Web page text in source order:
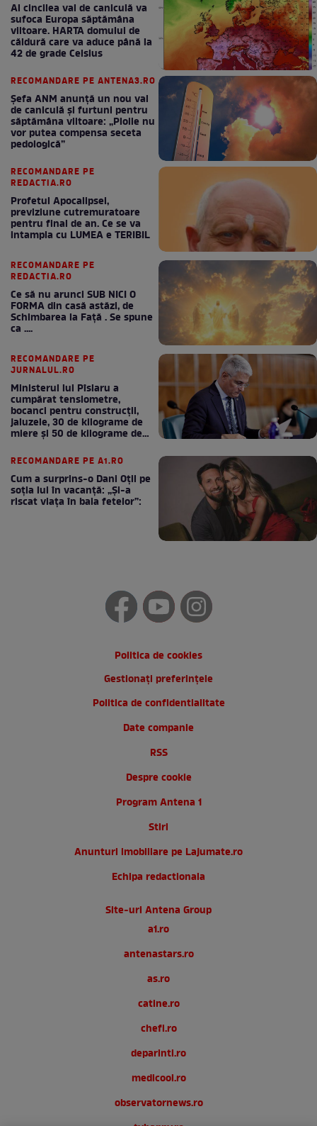
Al cincilea val de caniculă va
sufoca Europa săptămâna
viitoare. HARTA domului de
căldură care va aduce până la
42 de grade Celsius
RECOMANDARE PE ANTENA3.RO
Șefa ANM anunță un nou val
de caniculă și furtuni pentru
săptămâna viitoare: „Ploile nu
vor putea compensa seceta
pedologică”
RECOMANDARE PE
REDACTIA.RO
Profetul Apocalipsei,
previziune cutremuratoare
pentru final de an. Ce se va
intampla cu LUMEA e TERIBIL
RECOMANDARE PE
REDACTIA.RO
Ce să nu arunci SUB NICI O
FORMA din casă astăzi, de
Schimbarea la Față . Se spune
ca ....
RECOMANDARE PE
JURNALUL.RO
Ministerul lui Pîslaru a
cumpărat tensiometre,
bocanci pentru construcții,
jaluzele, 30 de kilograme de
miere și 50 de kilograme de
RECOMANDARE PE A1.RO
Cum a surprins-o Dani Oțil pe
soția lui în vacanță: „Și-a
riscat viața în baia fetelor”:
Politica de cookies
Gestionați preferințele
Politica de confidentialitate
Date companie
RSS
Despre cookie
Program Antena 1
Stiri
Anunturi imobiliare pe Lajumate.ro
Echipa redactionala
Site-uri Antena Group
a1.ro
antenastars.ro
as.ro
catine.ro
chefi.ro
deparinti.ro
medicool.ro
observatornews.ro